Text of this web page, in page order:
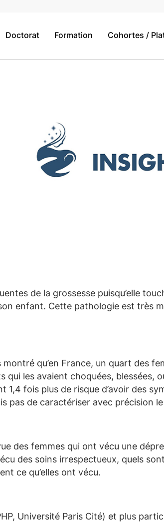
Doctorat Formation Cohortes /
de la grossesse puisqu’elle
enfant. Cette pathologie est très
qu’en France, un quart des
les avaient choquées, blessées,
1,4 fois plus de risque d’avoir des
de caractériser avec précision
des femmes qui ont vécu une
des soins irrespectueux, quels
ce qu’elles ont vécu.
Université Paris Cité) et plus